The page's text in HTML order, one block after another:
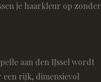
je haarkleur op zonder
aan den IJssel wordt
rijk, dimensievol